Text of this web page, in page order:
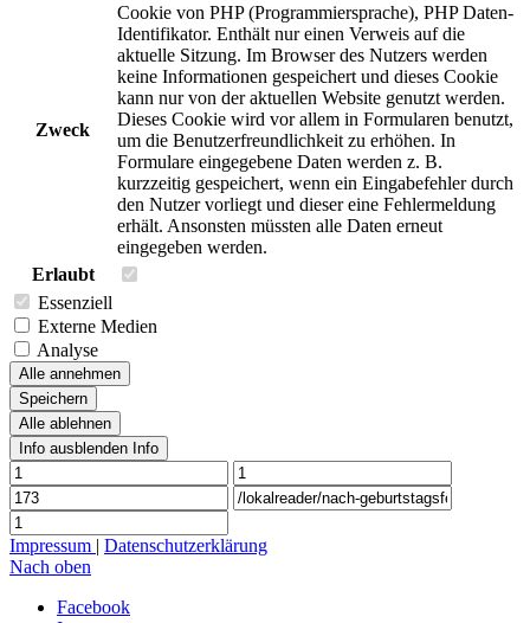
Zweck
Cookie von PHP (Programmiersprache), PHP Daten-
Identifikator. Enthält nur einen Verweis auf die
aktuelle Sitzung. Im Browser des Nutzers werden
keine Informationen gespeichert und dieses Cookie
kann nur von der aktuellen Website genutzt werden.
Dieses Cookie wird vor allem in Formularen benutzt,
um die Benutzerfreundlichkeit zu erhöhen. In
Formulare eingegebene Daten werden z. B.
kurzzeitig gespeichert, wenn ein Eingabefehler durch
den Nutzer vorliegt und dieser eine Fehlermeldung
erhält. Ansonsten müssten alle Daten erneut
eingegeben werden.
Erlaubt
Essenziell
Externe Medien
Analyse
Alle annehmen
Speichern
Alle ablehnen
Info ausblenden Info
Impressum | Datenschutzerklärung
Nach oben
Facebook